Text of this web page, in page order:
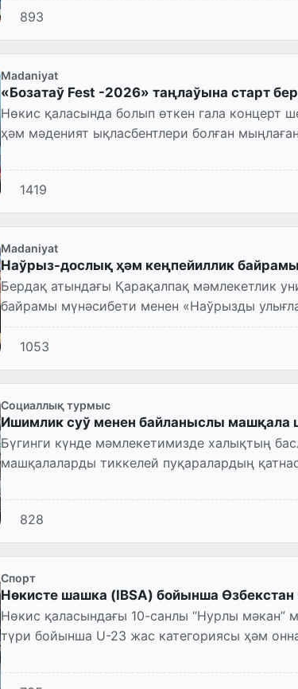
893
Madaniyat
«Бозатаў Fest -2026» таңлаўына старт
Нөкис қаласында болып өткен гала концерт
ҳәм мәденият ықласбентлери болған
1419
Madaniyat
Наўрыз-дослық ҳәм кеңпейиллик байрамы
Бердақ атындағы Қарақалпақ мәмлекетлик
байрамы мүнәсибети менен «Наўрызды
«Наўрыз-дослық, татыўлық...
1053
Социаллық турмыс
Ишимлик суў менен байланыслы машқала
Бүгинги күнде мәмлекетимизде халықтың
машқалаларды тиккелей пуқаралардың
828
Спорт
Нөкисте шашка (IBSA) бойынша
Нөкис қаласындағы 10-санлы “Нурлы мәкан”
түри бойынша U-23 жас категориясы ҳәм